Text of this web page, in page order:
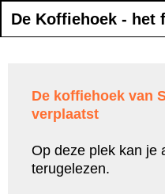
De Koffiehoek - het
De koffiehoek van
verplaatst
Op deze plek kan je
terugelezen.